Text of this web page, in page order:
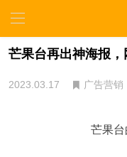
芒果台再出神海报，
2023.03.17 广告营销
芒果